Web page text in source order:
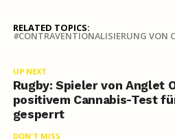
RELATED TOPICS:
CONTRAVENTIONALISIERUNG VON
UP NEXT
Rugby: Spieler von Anglet
positivem Cannabis-Test
gesperrt
DON'T MISS